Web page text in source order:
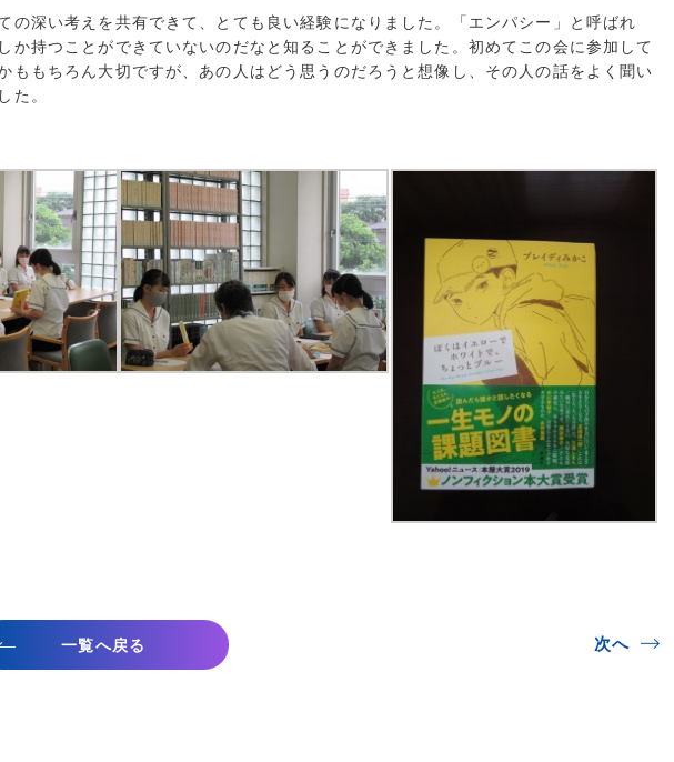
深い考えを共有できて、とても良い経験になりました。「エンパシー」と呼ばれ
持つことができていないのだなと知ることができました。初めてこの会に参加して
もちろん大切ですが、あの人はどう思うのだろうと想像し、その人の話をよく聞い
た。
次へ
一覧へ戻る